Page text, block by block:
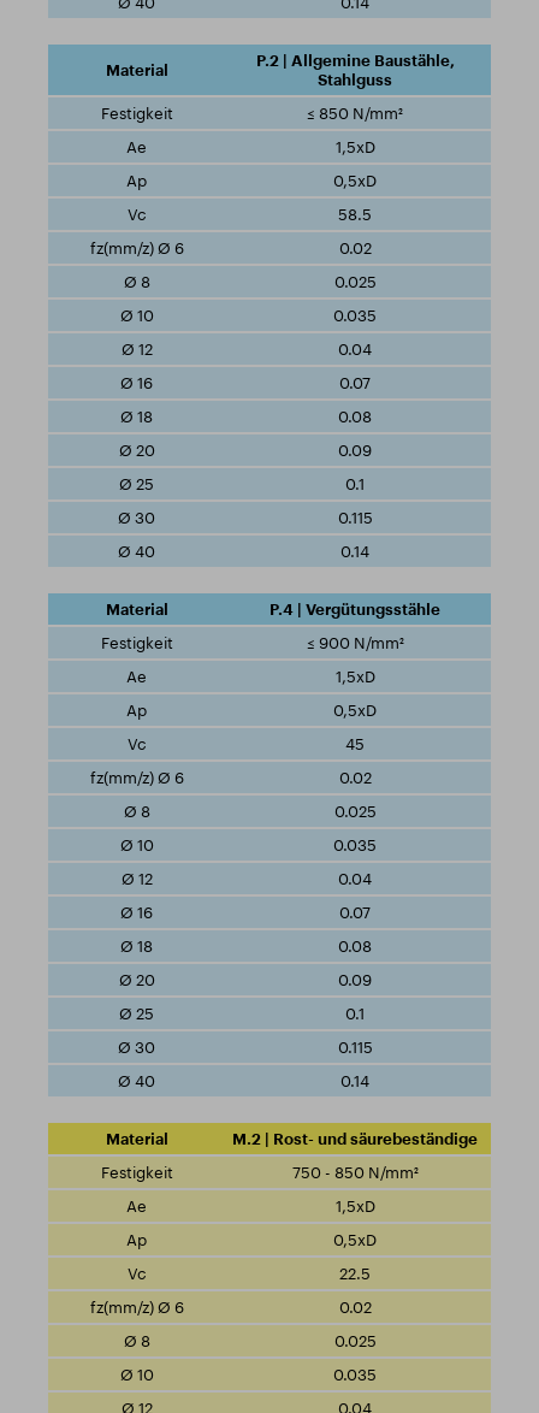
P.2 | Allgemine Baustähle,
Stahlguss
≤ 850 N/mm²
1,5xD
0,5xD
58.5
0.02
0.025
0.035
0.04
0.07
0.08
0.09
0.1
0.115
0.14
P.4 | Vergütungsstähle
≤ 900 N/mm²
1,5xD
0,5xD
45
0.02
0.025
0.035
0.04
0.07
0.08
0.09
0.1
0.115
0.14
M.2 | Rost- und säurebeständige
750 - 850 N/mm²
1,5xD
0,5xD
22.5
0.02
0.025
0.035
0.04